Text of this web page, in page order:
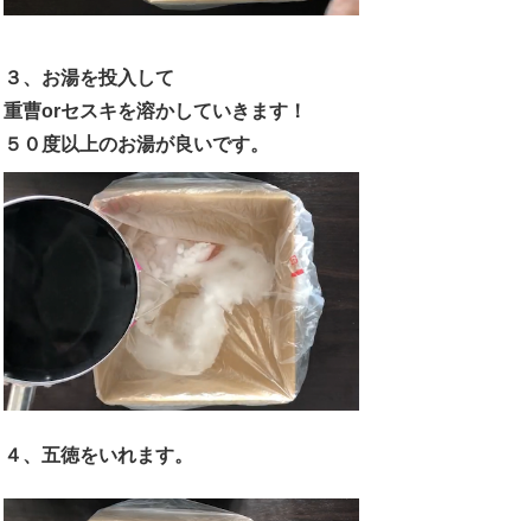
３、お湯を投入して
重曹orセスキを溶かしていきます！
５０度以上のお湯が良いです。
４、五徳をいれます。